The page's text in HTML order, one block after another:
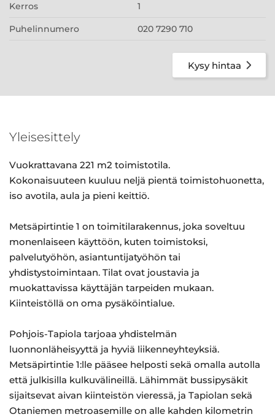
Kerros 1
Puhelinnumero 020 7290 710
Kysy hintaa
Yleisesittely
Vuokrattavana 221 m2 toimistotila.
Kokonaisuuteen kuuluu neljä pientä toimistohuonetta,
iso avotila, aula ja pieni keittiö.
Metsäpirtintie 1 on toimitilarakennus, joka soveltuu
monenlaiseen käyttöön, kuten toimistoksi,
palvelutyöhön, asiantuntijatyöhön tai
yhdistystoimintaan. Tilat ovat joustavia ja
muokattavissa käyttäjän tarpeiden mukaan.
Kiinteistöllä on oma pysäköintialue.
Pohjois-Tapiola tarjoaa yhdistelmän
luonnonläheisyyttä ja hyviä liikenneyhteyksiä.
Metsäpirtintie 1:lle pääsee helposti sekä omalla autolla
että julkisilla kulkuvälineillä. Lähimmät bussipysäkit
sijaitsevat aivan kiinteistön vieressä, ja Tapiolan sekä
Otaniemen metroasemille on alle kahden kilometrin